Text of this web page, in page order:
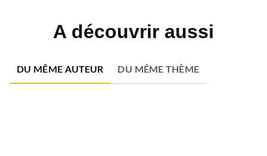
A découvrir aussi
DU MÊME AUTEUR DU MÊME THÈME